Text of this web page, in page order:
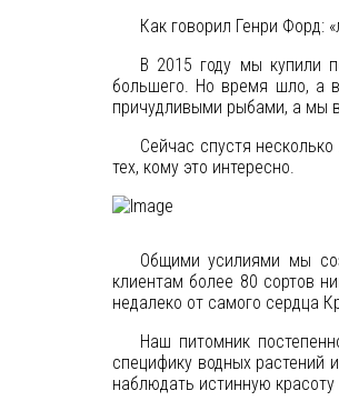
Как говорил Генри Форд:
В 2015 году мы купили
большего. Но время шло, а
причудливыми рыбами, а мы
Сейчас спустя
тех, кому это интересно.
Общими усилиями мы
клиентам более 80 сортов
недалеко от самого сердца
Наш питомник
специфику водных растений
наблюдать истинную